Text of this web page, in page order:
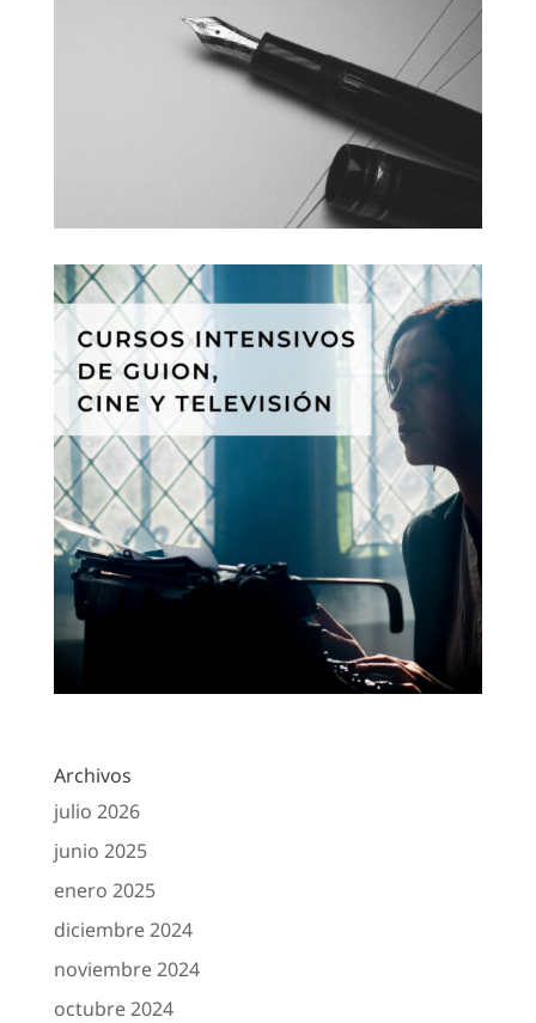
Archivos
julio 2026
junio 2025
enero 2025
diciembre 2024
noviembre 2024
octubre 2024